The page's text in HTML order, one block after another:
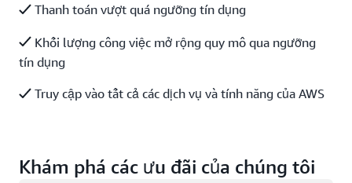
Thanh toán vượt quá ngưỡng tín dụng
Khối lượng công việc mở rộng quy mô qua ngưỡng
tín dụng
Truy cập vào tất cả các dịch vụ và tính năng của AWS
Khám phá các ưu đãi của chúng tôi